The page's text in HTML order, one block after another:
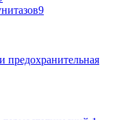
9
предохранительная